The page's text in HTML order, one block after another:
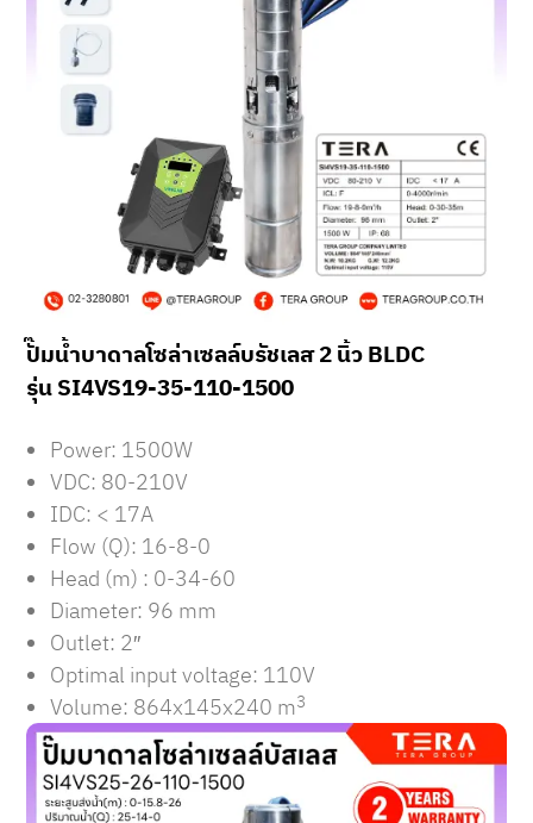
ปั๊มน้ำบาดาลโซล่าเซลล์บรัชเลส 2 นิ้ว BLDC
รุ่น SI4VS19-35-110-1500
Power: 1500W
VDC: 80-210V
IDC: < 17A
Flow (Q): 16-8-0
Head (m) : 0-34-60
Diameter: 96 mm
Outlet: 2″
Optimal input voltage: 110V
Volume: 864x145x240 m3